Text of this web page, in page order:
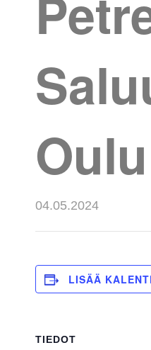
Oulu
04.05.2024
LISÄÄ
TIEDOT